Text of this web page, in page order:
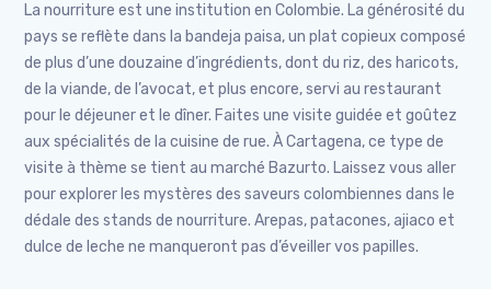
La nourriture est une institution en Colombie. La générosité du
pays se reflète dans la bandeja paisa, un plat copieux composé
de plus d’une douzaine d’ingrédients, dont du riz, des haricots,
de la viande, de l’avocat, et plus encore, servi au restaurant
pour le déjeuner et le dîner. Faites une visite guidée et goûtez
aux spécialités de la cuisine de rue. À Cartagena, ce type de
visite à thème se tient au marché Bazurto. Laissez vous aller
pour explorer les mystères des saveurs colombiennes dans le
dédale des stands de nourriture. Arepas, patacones, ajiaco et
dulce de leche ne manqueront pas d’éveiller vos papilles.